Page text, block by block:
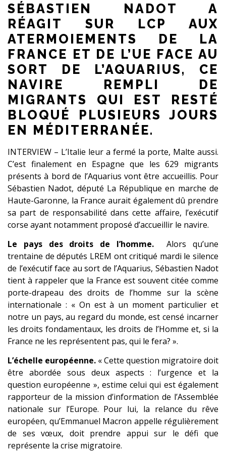
SÉBASTIEN NADOT A
RÉAGIT SUR LCP AUX
ATERMOIEMENTS DE LA
FRANCE ET DE L’UE FACE AU
SORT DE L’AQUARIUS, CE
NAVIRE REMPLI DE
MIGRANTS QUI EST RESTÉ
BLOQUÉ PLUSIEURS JOURS
EN MÉDITERRANÉE.
INTERVIEW – L’Italie leur a fermé la porte, Malte aussi.
C’est finalement en Espagne que les 629 migrants
présents à bord de l’Aquarius vont être accueillis. Pour
Sébastien Nadot, député La République en marche de
Haute-Garonne, la France aurait également dû prendre
sa part de responsabilité dans cette affaire, l’exécutif
corse ayant notamment proposé d’accueillir le navire.
Le pays des droits de l’homme.
Alors qu’une
trentaine de députés LREM ont critiqué mardi le silence
de l’exécutif face au sort de l’Aquarius, Sébastien Nadot
tient à rappeler que la France est souvent citée comme
porte-drapeau des droits de l’homme sur la scène
internationale : « On est à un moment particulier et
notre un pays, au regard du monde, est censé incarner
les droits fondamentaux, les droits de l’Homme et, si la
France ne les représentent pas, qui le fera? ».
L’échelle européenne. « Cette question migratoire doit
être abordée sous deux aspects : l’urgence et la
question européenne », estime celui qui est également
rapporteur de la mission d’information de l’Assemblée
nationale sur l’Europe. Pour lui, la relance du rêve
européen, qu’Emmanuel Macron appelle régulièrement
de ses vœux, doit prendre appui sur le défi que
représente la crise migratoire.